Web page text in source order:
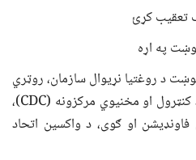
تعقیب کړئ
په اړه
د روغتیا نړیوال سازمان، روټري
انټرنیشنل، د امریکا د ناروغیو د کنټرول او مخنیوي مرکزونه (CDC)،
او ګوی، د واکسین اتحاد